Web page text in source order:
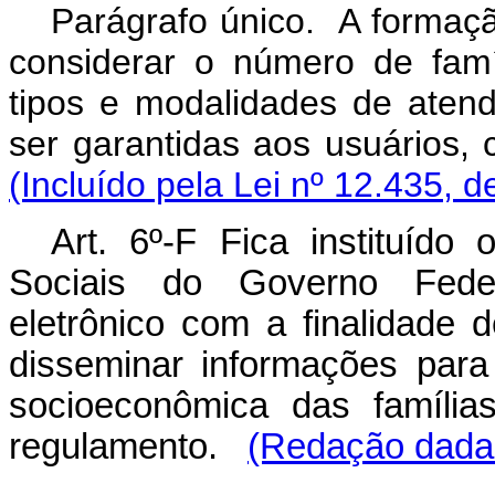
Parágrafo único. A
considerar o número de
tipos e modalidades de
ser garantidas aos
(Incluído pela Lei nº 12.435,
Art. 6º-F Fica instituído
Sociais do Governo
eletrônico com a finalidade
disseminar informações
socioeconômica das
regulamento. (Redação